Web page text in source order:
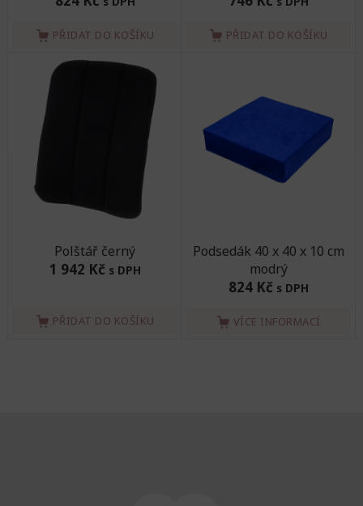
PŘIDAT DO KOŠÍKU PŘIDAT DO KOŠÍKU
Polštář černý
1 942 Kč s DPH
PŘIDAT DO KOŠÍKU
Podsedák 40 x 40 x 10 cm
modrý
824 Kč s DPH
VÍCE INFORMACÍ